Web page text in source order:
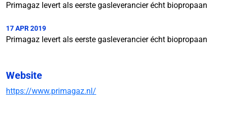
Primagaz levert als eerste gasleverancier écht biopropaan
17 APR 2019
Primagaz levert als eerste gasleverancier écht biopropaan
Website
https://www.primagaz.nl/